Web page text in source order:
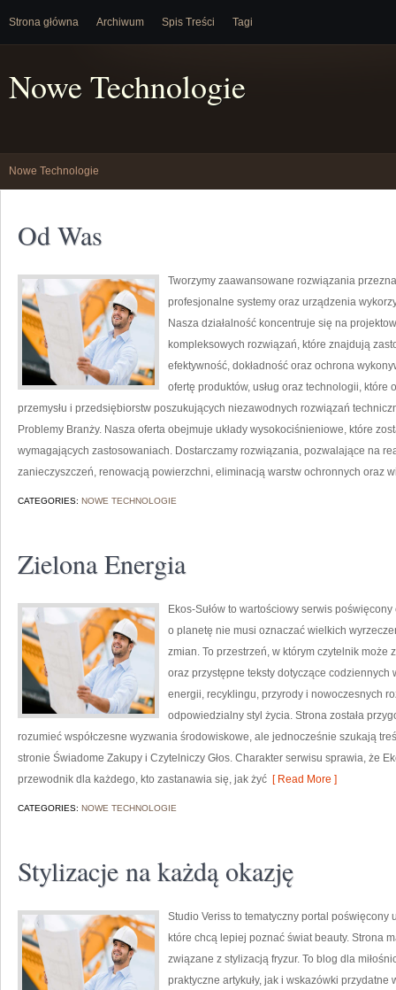
Strona główna Archiwum Spis Treści Tagi
Nowe Technologie
Nowe Technologie
Od Was
Tworzymy zaawansowane rozwiązania
profesjonalne systemy oraz urządzenia
Nasza działalność koncentruje się na
kompleksowych rozwiązań, które znajdują
efektywność, dokładność oraz ochrona
ofertę produktów, usług oraz technologii,
przemysłu i przedsiębiorstw poszukujących niezawodnych rozwiązań
Problemy Branży. Nasza oferta obejmuje układy wysokociśnieniowe, które
wymagających zastosowaniach. Dostarczamy rozwiązania, pozwalające na
zanieczyszczeń, renowacją powierzchni, eliminacją warstw ochronnych oraz
CATEGORIES: NOWE TECHNOLOGIE
Zielona Energia
Ekos-Sułów to wartościowy serwis
o planetę nie musi oznaczać wielkich
zmian. To przestrzeń, w którym czytelnik
oraz przystępne teksty dotyczące
energii, recyklingu, przyrody i nowoczesnych
odpowiedzialny styl życia. Strona została
rozumieć współczesne wyzwania środowiskowe, ale jednocześnie szukają
stronie Świadome Zakupy i Czytelniczy Głos. Charakter serwisu sprawia, że
przewodnik dla każdego, kto zastanawia się, jak żyć [ Read More ]
CATEGORIES: NOWE TECHNOLOGIE
Stylizacje na każdą okazję
Studio Veriss to tematyczny portal poświęcony
które chcą lepiej poznać świat beauty. Strona
związane z stylizacją fryzur. To blog dla
praktyczne artykuły, jak i wskazówki